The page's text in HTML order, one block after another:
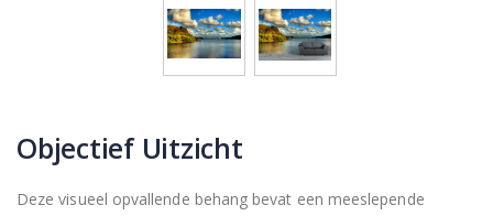
Objectief Uitzicht
Deze visueel opvallende behang bevat een meeslepende